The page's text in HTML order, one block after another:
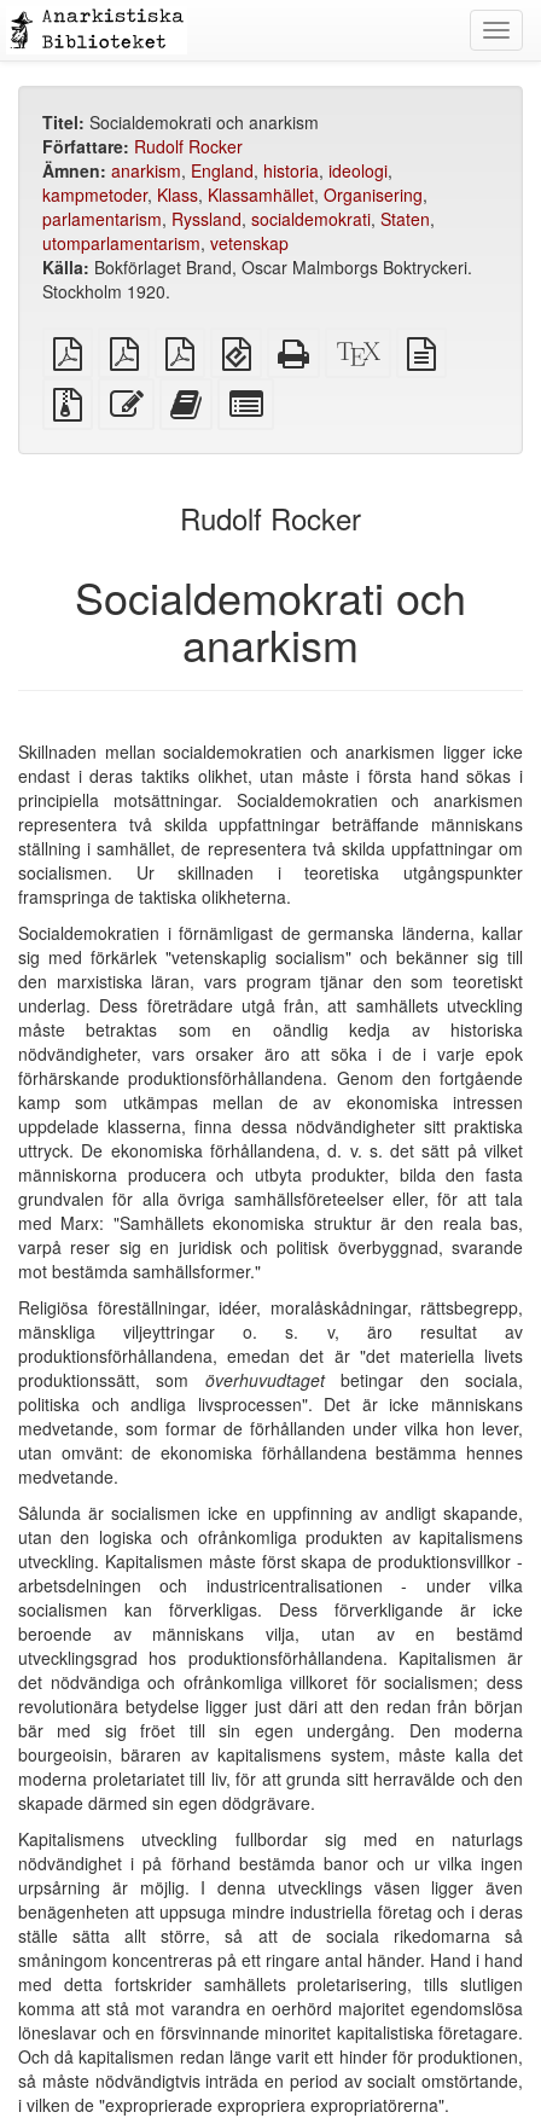
Titel: Socialdemokrati och anarkism
Författare: Rudolf Rocker
Ämnen: anarkism, England, historia, ideologi,
kampmetoder, Klass, Klassamhället, Organisering,
parlamentarism, Ryssland, socialdemokrati, Staten,
utomparlamentarism, vetenskap
Källa: Bokförlaget Brand, Oscar Malmborgs Boktryckeri.
Stockholm 1920.
plain
PDF
A4
imposed
PDF
Letter
imposed
PDF
EPUB
(för
mobila
enheter)
Fristående
HTML
XeLaTeX
källa
Källfiler
med
Redigera
denna
Lägg
text
bokskaparen
for
bookbuilder
Rudolf Rocker
Socialdemokrati och
anarkism
Skillnaden mellan socialdemokratien och anarkismen ligger icke
endast i deras taktiks olikhet, utan måste i första hand sökas i
principiella motsättningar. Socialdemokratien och anarkismen
representera två skilda uppfattningar beträffande människans
ställning i samhället, de representera två skilda uppfattningar om
socialismen. Ur skillnaden i teoretiska utgångspunkter
framspringa de taktiska olikheterna.
Socialdemokratien i förnämligast de germanska länderna, kallar
sig med förkärlek "vetenskaplig socialism" och bekänner sig till
den marxistiska läran, vars program tjänar den som teoretiskt
underlag. Dess företrädare utgå från, att samhällets utveckling
måste betraktas som en oändlig kedja av historiska
nödvändigheter, vars orsaker äro att söka i de i varje epok
förhärskande produktionsförhållandena. Genom den fortgående
kamp som utkämpas mellan de av ekonomiska intressen
uppdelade klasserna, finna dessa nödvändigheter sitt praktiska
uttryck. De ekonomiska förhållandena, d. v. s. det sätt på vilket
människorna producera och utbyta produkter, bilda den fasta
grundvalen för alla övriga samhällsföreteelser eller, för att tala
med Marx: "Samhällets ekonomiska struktur är den reala bas,
varpå reser sig en juridisk och politisk överbyggnad, svarande
mot bestämda samhällsformer."
Religiösa föreställningar, idéer, moralåskådningar, rättsbegrepp,
mänskliga viljeyttringar o. s. v, äro resultat av
produktionsförhållandena, emedan det är "det materiella livets
produktionssätt, som överhuvudtagetbetingar den sociala,
politiska och andliga livsprocessen". Det är icke människans
medvetande, som formar de förhållanden under vilka hon lever,
utan omvänt: de ekonomiska förhållandena bestämma hennes
medvetande.
Sålunda är socialismen icke en uppfinning av andligt skapande,
utan den logiska och ofrånkomliga produkten av kapitalismens
utveckling. Kapitalismen måste först skapa de produktionsvillkor -
arbetsdelningen och industricentralisationen - under vilka
socialismen kan förverkligas. Dess förverkligande är icke
beroende av människans vilja, utan av en bestämd
utvecklingsgrad hos produktionsförhållandena. Kapitalismen är
det nödvändiga och ofrånkomliga villkoret för socialismen; dess
revolutionära betydelse ligger just däri att den redan från början
bär med sig fröet till sin egen undergång. Den moderna
bourgeoisin, bäraren av kapitalismens system, måste kalla det
moderna proletariatet till liv, för att grunda sitt herravälde och den
skapade därmed sin egen dödgrävare.
Kapitalismens utveckling fullbordar sig med en naturlags
nödvändighet i på förhand bestämda banor och ur vilka ingen
urpsårning är möjlig. I denna utvecklings väsen ligger även
benägenheten att uppsuga mindre industriella företag och i deras
ställe sätta allt större, så att de sociala rikedomarna så
småningom koncentreras på ett ringare antal händer. Hand i hand
med detta fortskrider samhällets proletarisering, tills slutligen
komma att stå mot varandra en oerhörd majoritet egendomslösa
löneslavar och en försvinnande minoritet kapitalistiska företagare.
Och då kapitalismen redan länge varit ett hinder för produktionen,
så måste nödvändigtvis inträda en period av socialt omstörtande,
i vilken de "exproprierade expropriera expropriatörerna".